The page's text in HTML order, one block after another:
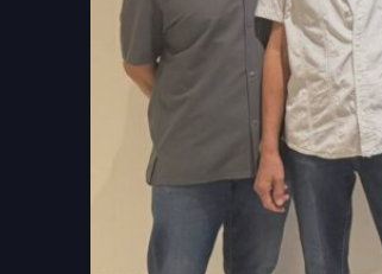
【焦點時報／記者林明佑報
勳個展」，自即日起至6月21
策劃，梳理當代陶藝家陳正
過精神的張力，細緻呈現其
盛宴。